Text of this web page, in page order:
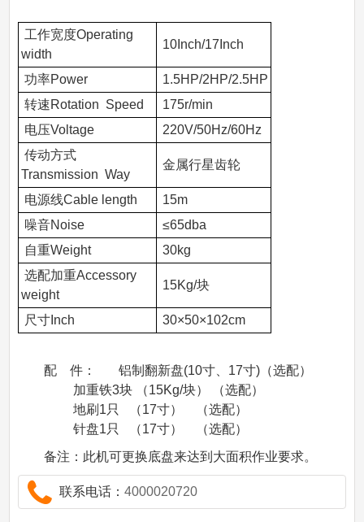
工作宽度Operating
width
10Inch/17Inch
功率Power
1.5HP/2HP/2.5HP
转速Rotation Speed
175r/min
电压Voltage
220V/50Hz/60Hz
传动方式
Transmission Way
金属行星齿轮
电源线Cable length
15m
噪音Noise
≤65dba
自重Weight
30kg
选配加重Accessory
weight
15Kg/块
尺寸Inch 30×50×102cm
配 件： 铝制翻新盘(10寸、17寸)（选配）
加重铁3块 （15Kg/块） （选配）
地刷1只 （17寸） （选配）
针盘1只 （17寸） （选配）
备注：此机可更换底盘来达到大面积作业要求。
联系电话：4000020720